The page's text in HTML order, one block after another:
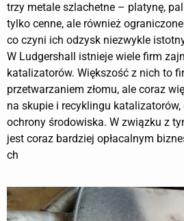
trzy metale szlachetne – platynę,
tylko cenne, ale również
co czyni ich odzysk niezwykle
W Ludgershall istnieje wiele firm
katalizatorów. Większość z nich to
przetwarzaniem złomu, ale coraz
na skupie i recyklingu
ochrony środowiska. W związku z
jest coraz bardziej opłacalnym
ch